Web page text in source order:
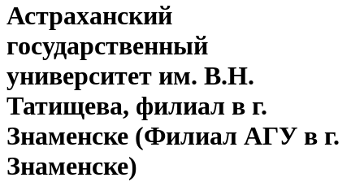
Астраханский
государственный
университет им. В.Н.
Татищева, филиал в г.
Знаменске (Филиал АГУ в г.
Знаменске)